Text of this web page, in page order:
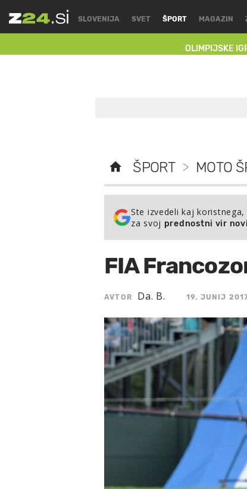
SLOVENIJA SVET ŠPORT
OLIMPIJSKE
MAGAZIN
ŠPORT > MOTO
Ste izvedeli kaj
za svoj prednostni vir
FIA
AVTOR Da. B. 19. JUNIJ